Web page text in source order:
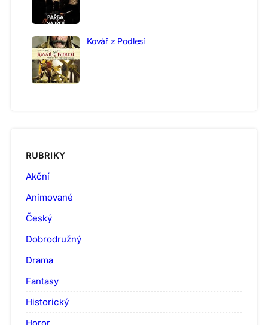
Kovář z Podlesí
RUBRIKY
Akční
Animované
Český
Dobrodružný
Drama
Fantasy
Historický